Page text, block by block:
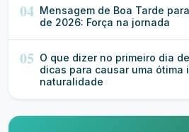
04 Mensagem de Boa Tarde
de 2026: Força na jornada
05 O que dizer no primeiro dia
dicas para causar uma ótima
naturalidade